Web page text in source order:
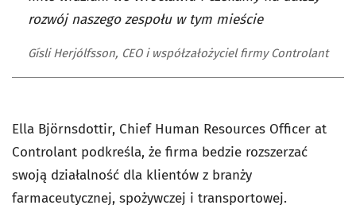
rozwój naszego zespołu w tym mieście
Gísli Herjólfsson, CEO i współzałożyciel firmy Controlant
Ella Björnsdottir, Chief Human Resources Officer at
Controlant podkreśla, że firma bedzie rozszerzać
swoją działalność dla klientów z branży
farmaceutycznej, spożywczej i transportowej.